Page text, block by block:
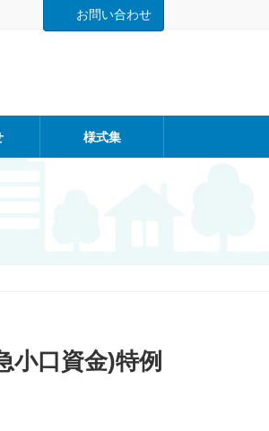
お問い合わせ
様式集
小口資金)特例